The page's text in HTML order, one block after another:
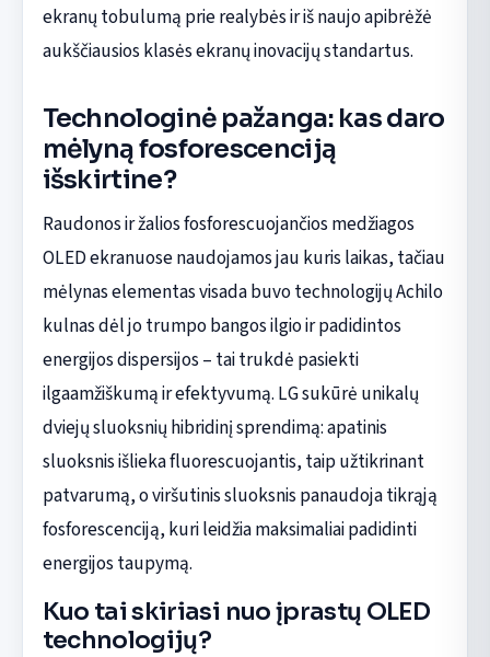
ekranų tobulumą prie realybės ir iš naujo apibrėžė
aukščiausios klasės ekranų inovacijų standartus.
Technologinė pažanga: kas daro
mėlyną fosforescenciją
išskirtine?
Raudonos ir žalios fosforescuojančios medžiagos
OLED ekranuose naudojamos jau kuris laikas, tačiau
mėlynas elementas visada buvo technologijų Achilo
kulnas dėl jo trumpo bangos ilgio ir padidintos
energijos dispersijos – tai trukdė pasiekti
ilgaamžiškumą ir efektyvumą. LG sukūrė unikalų
dviejų sluoksnių hibridinį sprendimą: apatinis
sluoksnis išlieka fluorescuojantis, taip užtikrinant
patvarumą, o viršutinis sluoksnis panaudoja tikrąją
fosforescenciją, kuri leidžia maksimaliai padidinti
energijos taupymą.
Kuo tai skiriasi nuo įprastų OLED
technologijų?